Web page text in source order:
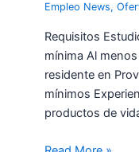
Empleo News,
Requisitos
mínima Al
residente en
mínimos
productos de